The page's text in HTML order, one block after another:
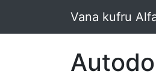
Vana kufru